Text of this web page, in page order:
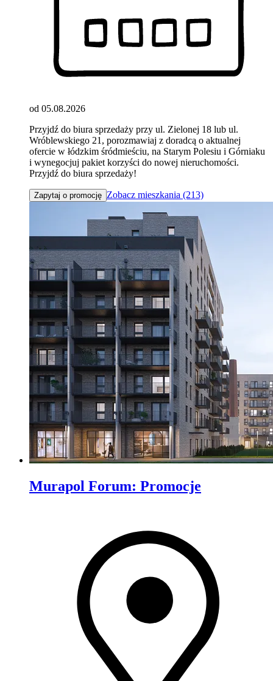
od 05.08.2026
Przyjdź do biura sprzedaży przy ul. Zielonej 18 lub ul.
Wróblewskiego 21, porozmawiaj z doradcą o aktualnej
ofercie w łódzkim śródmieściu, na Starym Polesiu i Górniaku
i wynegocjuj pakiet korzyści do nowej nieruchomości.
Przyjdź do biura sprzedaży!
Zapytaj o promocję Zobacz mieszkania (213)
Murapol Forum: Promocje